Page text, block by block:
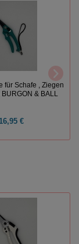
für Schafe , Ziegen
& BALL
16,95 €